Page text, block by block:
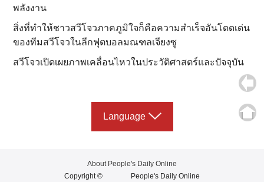
พลังงาน
สิ่งที่ทำให้ชาวสวีโจวภาคภูมิใจก็คือความสำเร็จอันโดดเด่น
ของทีมสวีโจวในลีกฟุตบอลมณฑลเจียงซู
สวีโจวเปิดเผยภาพเคลื่อนไหวในประวัติศาสตร์และปัจจุบัน
Language
About People's Daily Online
Copyright ©
People's Daily Online